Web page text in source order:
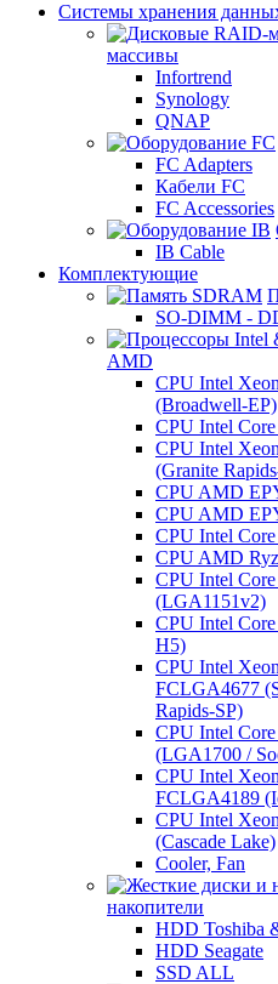
Системы хранения
массивы
Infortrend
Synology
QNAP
FC Adapters
Кабели FC
FC Accessories
IB Cable
Комплектующие
SO-DIMM -
AMD
CPU Intel
(Broadwell-EP)
CPU Intel
CPU Intel
(Granite
CPU AMD
CPU AMD
CPU Intel
CPU AMD
CPU Intel
(LGA1151v2)
CPU Intel
H5)
CPU Intel
FCLGA4677
Rapids-SP)
CPU Intel
(LGA1700 /
CPU Intel
FCLGA4189
CPU Intel
(Cascade Lake)
Cooler, Fan
накопители
HDD Toshiba
HDD Seagate
SSD ALL